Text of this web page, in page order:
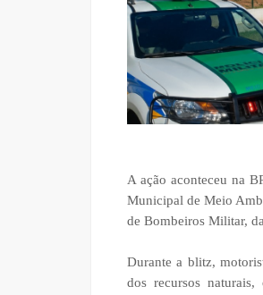
A ação aconteceu na
Municipal de Meio
de Bombeiros Militar,
Durante a blitz,
dos recursos